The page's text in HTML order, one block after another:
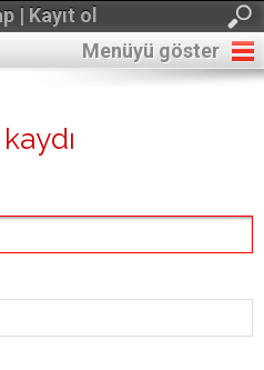
| Kayıt ol
Menüyü göster